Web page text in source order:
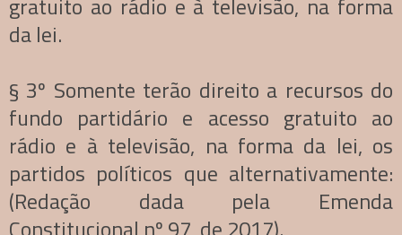
gratuito ao rádio e à televisão, na forma
da lei.
§ 3º Somente terão direito a recursos do
fundo partidário e acesso gratuito ao
rádio e à televisão, na forma da lei, os
partidos políticos que alternativamente:
(Redação dada pela Emenda